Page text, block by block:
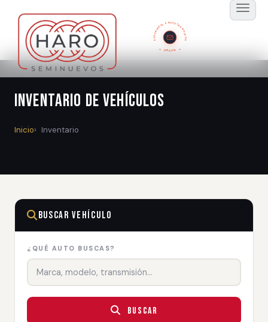
SUSCRÍBETE A NUESTRO BOLETÍN
GRATIS
Inventario de Vehículos
Inicio Inventario
Buscar Vehículo
¿QUÉ AUTO BUSCAS?
Buscar